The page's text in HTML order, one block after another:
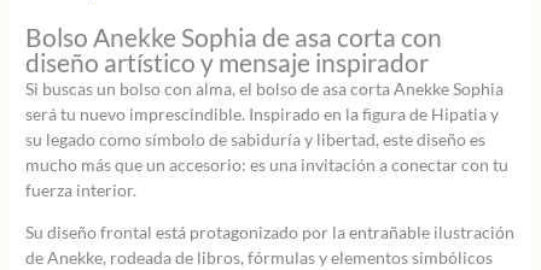
Bolso Anekke Sophia de asa corta con
diseño artístico y mensaje inspirador
Si buscas un bolso con alma, el bolso de asa corta Anekke Sophia
será tu nuevo imprescindible. Inspirado en la figura de Hipatia y
su legado como símbolo de sabiduría y libertad, este diseño es
mucho más que un accesorio: es una invitación a conectar con tu
fuerza interior.
Su diseño frontal está protagonizado por la entrañable ilustración
de Anekke, rodeada de libros, fórmulas y elementos simbólicos